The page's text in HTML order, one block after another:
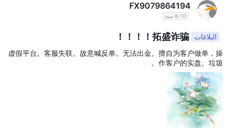
FX9079864194
6-10 سنة
البلاغات
虚假平台。客服失联。故意喊反单。无法出金。擅自为客户做单，操
作客户的实盘。垃圾。